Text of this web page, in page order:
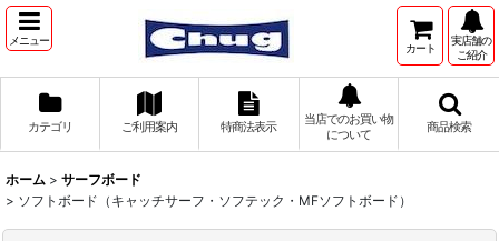
メニュー
カート
実店舗の
ご紹介
カテゴリ ご利用案内 特商法表示
当店でのお買い物
について
商品検索
ホーム > サーフボード
> ソフトボード（キャッチサーフ・ソフテック・MFソフトボード）